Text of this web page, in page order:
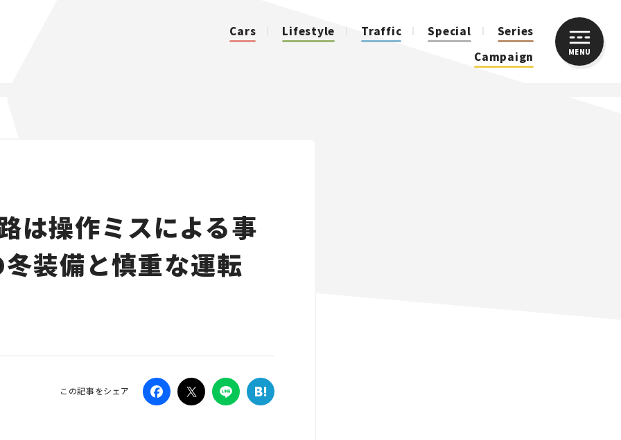
Cars Lifestyle Traffic Special
Series
Campaign
MENU
は操作ミスによる事
装備と慎重な運転
この記事をシェア
CLOSE
Traffic
Special